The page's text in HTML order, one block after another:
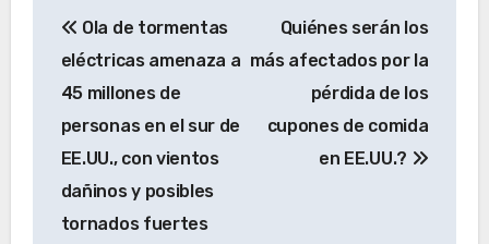
de
entradas
Ola de tormentas
eléctricas amenaza a
45 millones de
personas en el sur de
EE.UU., con vientos
dañinos y posibles
tornados fuertes
Quiénes serán los
más afectados por la
pérdida de los
cupones de comida
en EE.UU.?